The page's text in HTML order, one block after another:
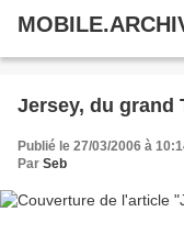
Jersey, du grand
Publié le 27/03/2006 à
Par Seb